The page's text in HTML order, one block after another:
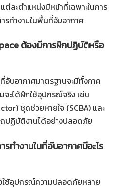
ละตำแหน่งมีหน้าที่เฉพาะในการ
รทำงานในพื้นที่อับอากาศ
ต้องมีการฝึกปฏิบัติหรือ
บอากาศมาตรฐานจะมีทั้งภาค
ะได้ฝึกใช้อุปกรณ์จริง เช่น
ชุดช่วยหายใจ (SCBA) และ
ปฏิบัติงานได้อย่างปลอดภัย
ทำงานในที่อับอากาศมีอะไร
ใช้อุปกรณ์ความปลอดภัยหลาย